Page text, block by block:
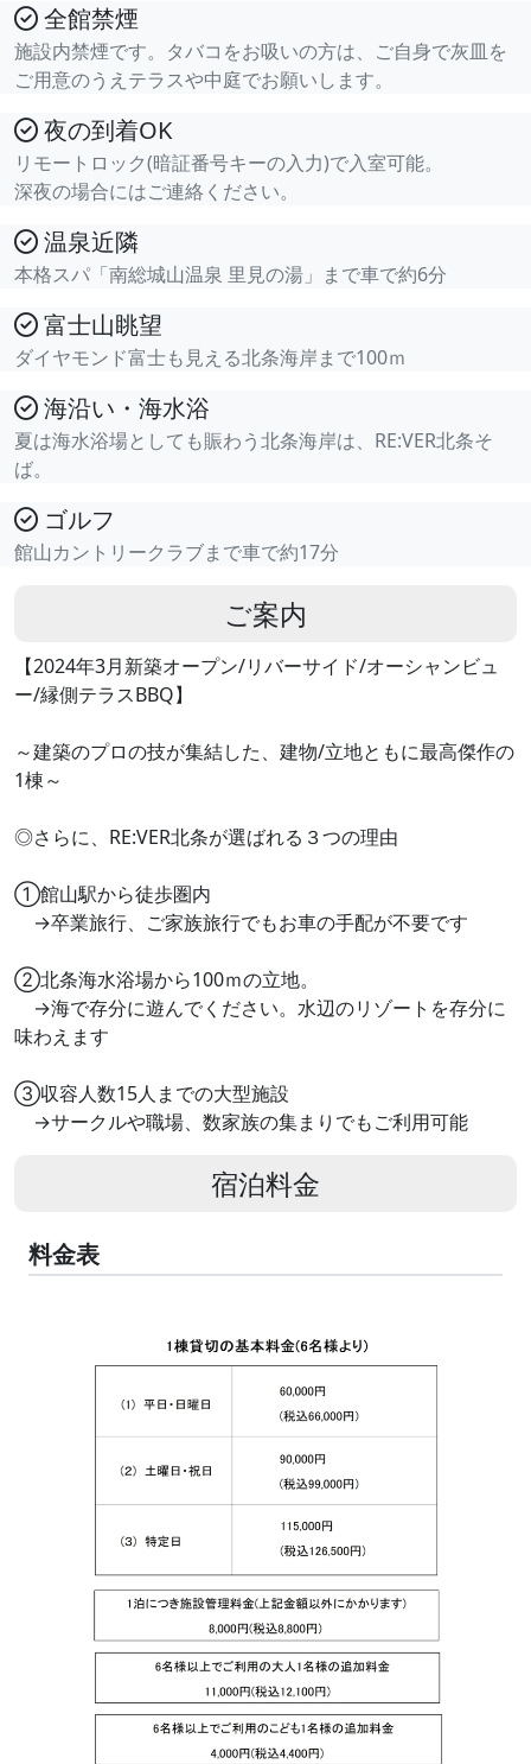
全館禁煙
施設内禁煙です。タバコをお吸いの方は、ご自身で灰皿を
ご用意のうえテラスや中庭でお願いします。
夜の到着OK
リモートロック(暗証番号キーの入力)で入室可能。
深夜の場合にはご連絡ください。
温泉近隣
本格スパ「南総城山温泉 里見の湯」まで車で約6分
富士山眺望
ダイヤモンド富士も見える北条海岸まで100ｍ
海沿い・海水浴
夏は海水浴場としても賑わう北条海岸は、RE:VER北条そ
ば。
ゴルフ
館山カントリークラブまで車で約17分
ご案内
【2024年3月新築オープン/リバーサイド/オーシャンビュ
ー/縁側テラスBBQ】
～建築のプロの技が集結した、建物/立地ともに最高傑作の
1棟～
◎さらに、RE:VER北条が選ばれる３つの理由
①館山駅から徒歩圏内
→卒業旅行、ご家族旅行でもお車の手配が不要です
②北条海水浴場から100ｍの立地。
→海で存分に遊んでください。水辺のリゾートを存分に
味わえます
③収容人数15人までの大型施設
→サークルや職場、数家族の集まりでもご利用可能
宿泊料金
料金表